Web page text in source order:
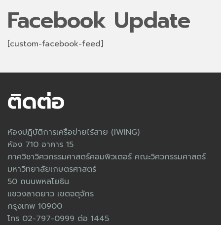
Facebook Update
[custom-facebook-feed]
ติดต่อ
ห้องปฎิบัติการเครือข่ายไร้สาย (IWING)
ห้อง 710 อาคาร 15
ภาควิชาวิศวกรรมศาสตร์คอมพิวเตอร์ คณะวิศวกรรมศาสตร์
มหาวิทยาลัยเกษตรศาสตร์
50 ถนนพหลโยธิน
แขวงลาดยาว เขตจตุจักร
กรุงเทพ 10900
โทร 02-797-0999 ต่อ 1445